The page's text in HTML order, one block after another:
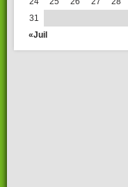
«Juil
31